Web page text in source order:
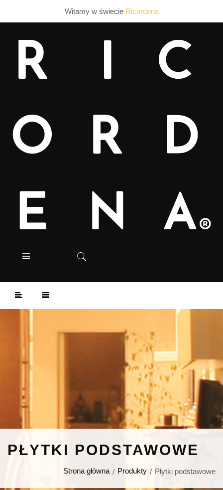
Witamy w świecie Ricordena
PŁYTKI PODSTAWOWE
Strona główna Produkty Płytki podstawowe